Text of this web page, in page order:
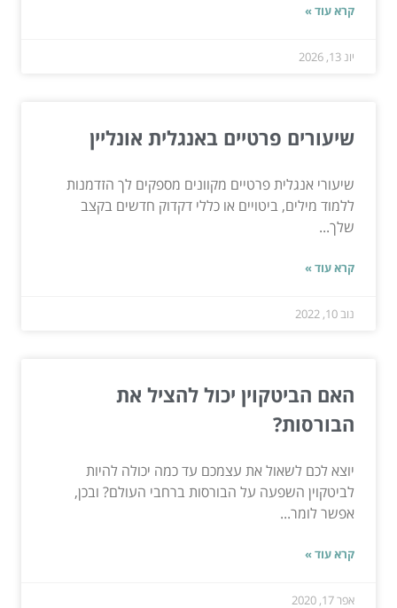
קרא עוד »
יונ 13, 2026
שיעורים פרטיים באנגלית אונליין
שיעורי אנגלית פרטיים מקוונים מספקים לך הזדמנות
ללמוד מילים, ביטויים או כללי דקדוק חדשים בקצב
שלך...
קרא עוד »
נוב 10, 2022
האם הביטקוין יכול להציל את
הבורסות?
יוצא לכם לשאול את עצמכם עד כמה יכולה להיות
לביטקוין השפעה על הבורסות ברחבי העולם? ובכן,
אפשר לומר...
קרא עוד »
אפר 17, 2020